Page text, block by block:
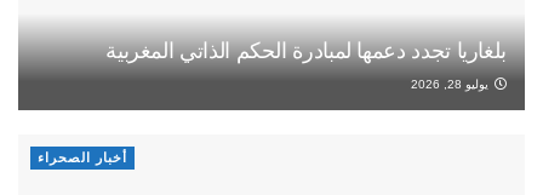
بلغاريا تجدد دعمها لمبادرة الحكم الذاتي المغربية
يوليو 28, 2026
أخبار الصحراء